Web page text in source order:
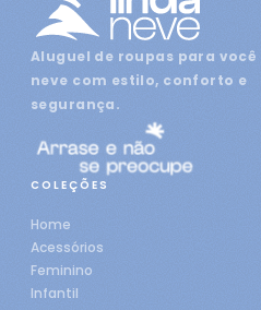
Aluguel de roupas para
neve com estilo, conforto e
segurança.
COLEÇÕES
Home
Acessórios
Feminino
Infantil